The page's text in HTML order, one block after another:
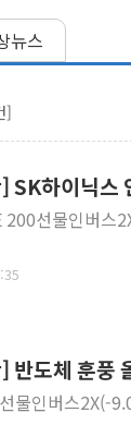
뉴스
]
SK하이닉
200선물인버스
반도체 훈풍
물인버스2X(-